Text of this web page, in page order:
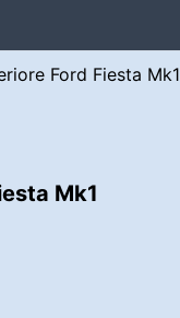
Ford Fiesta Mk1
Mk1